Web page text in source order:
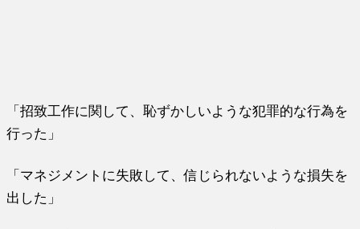
「招致工作に関して、恥ずかしいような犯罪的な行為を
行った」
「マネジメントに失敗して、信じられないような損失を
出した」